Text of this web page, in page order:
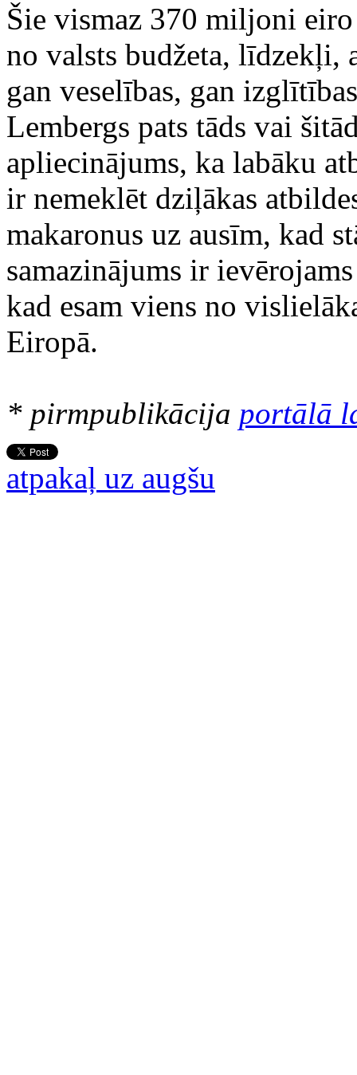
Šie vismaz 370 miljoni
no valsts budžeta, līdzekļi,
gan veselības, gan
Lembergs pats tāds vai
apliecinājums, ka labāku
ir nemeklēt dziļākas
makaronus uz ausīm, kad
samazinājums ir
kad esam viens no
Eiropā.
* pirmpublikācija portālā
atpakaļ uz augšu